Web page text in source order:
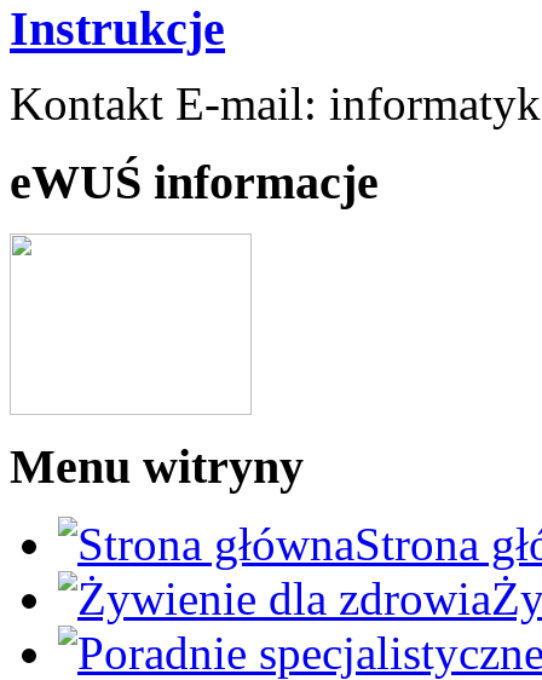
Instrukcje
Kontakt E-mail:
eWUŚ informacje
Menu witryny
Strona